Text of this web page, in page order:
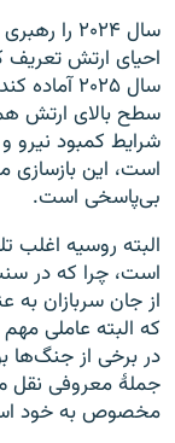
سال ۲۰۲۴
احیای ارتش تعریف
سال ۲۰۲۵
سطح بالای ارتش
شرایط کمبود نیرو
است، این بازسازی
بی‌پاسخی است.
البته روسیه اغلب
است، چرا که در
از جان سربازان به
که البته عاملی
در برخی از جنگ‌ها
جملۀ معروفی نقل
مخصوص به خود